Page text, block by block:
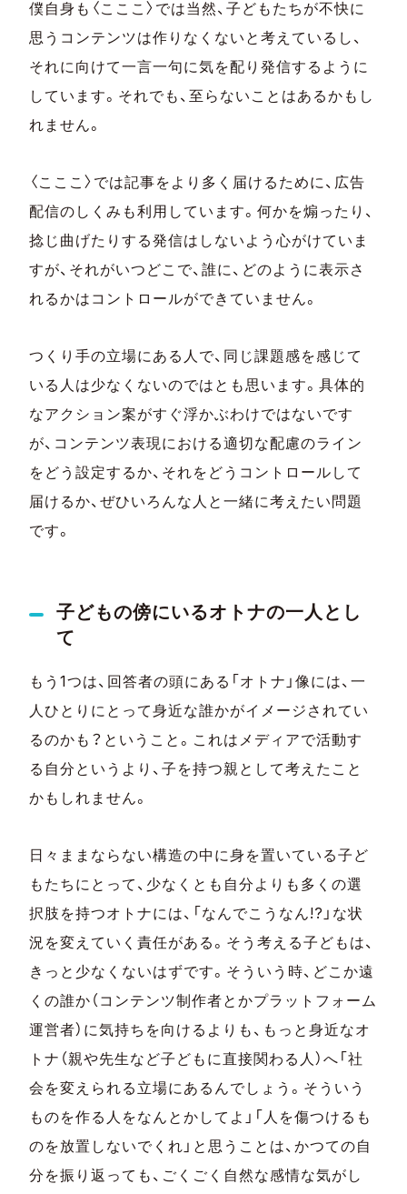
僕自身も〈こここ〉では当然、子どもたちが不快に
思うコンテンツは作りなくないと考えているし、
それに向けて一言一句に気を配り発信するように
しています。それでも、至らないことはあるかもし
れません。
〈こここ〉では記事をより多く届けるために、広告
配信のしくみも利用しています。何かを煽ったり、
捻じ曲げたりする発信はしないよう心がけていま
すが、それがいつどこで、誰に、どのように表示さ
れるかはコントロールができていません。
つくり手の立場にある人で、同じ課題感を感じて
いる人は少なくないのではとも思います。具体的
なアクション案がすぐ浮かぶわけではないです
が、コンテンツ表現における適切な配慮のライン
をどう設定するか、それをどうコントロールして
届けるか、ぜひいろんな人と一緒に考えたい問題
です。
子どもの傍にいるオトナの一人とし
て
もう1つは、回答者の頭にある「オトナ」像には、一
人ひとりにとって身近な誰かがイメージされてい
るのかも？ということ。これはメディアで活動す
る自分というより、子を持つ親として考えたこと
かもしれません。
日々ままならない構造の中に身を置いている子ど
もたちにとって、少なくとも自分よりも多くの選
択肢を持つオトナには、「なんでこうなん!?」な状
況を変えていく責任がある。そう考える子どもは、
きっと少なくないはずです。そういう時、どこか遠
くの誰か（コンテンツ制作者とかプラットフォーム
運営者）に気持ちを向けるよりも、もっと身近なオ
トナ（親や先生など子どもに直接関わる人）へ「社
会を変えられる立場にあるんでしょう。そういう
ものを作る人をなんとかしてよ」「人を傷つけるも
のを放置しないでくれ」と思うことは、かつての自
分を振り返っても、ごくごく自然な感情な気がし